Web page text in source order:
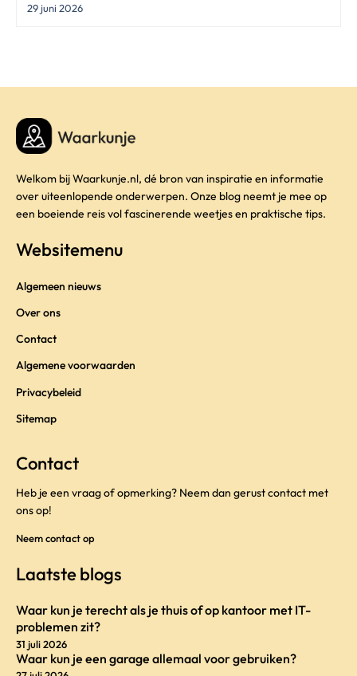
29 juni 2026
Welkom bij Waarkunje.nl, dé bron van inspiratie en informatie
over uiteenlopende onderwerpen. Onze blog neemt je mee op
een boeiende reis vol fascinerende weetjes en praktische tips.
Websitemenu
Algemeen nieuws
Over ons
Contact
Algemene voorwaarden
Privacybeleid
Sitemap
Contact
Heb je een vraag of opmerking? Neem dan gerust contact met
ons op!
Neem contact op
Laatste blogs
Waar kun je terecht als je thuis of op kantoor met IT-
problemen zit?
31 juli 2026
Waar kun je een garage allemaal voor gebruiken?